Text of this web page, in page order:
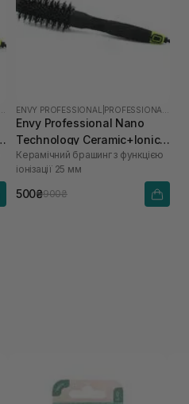
ENVY PROFESSIONAL
Envy Professional Nano
Technology Ceramic+Ionic
Brush 25 mm
Керамічний брашинг з функцією
іонізації 25 мм
500₴900₴